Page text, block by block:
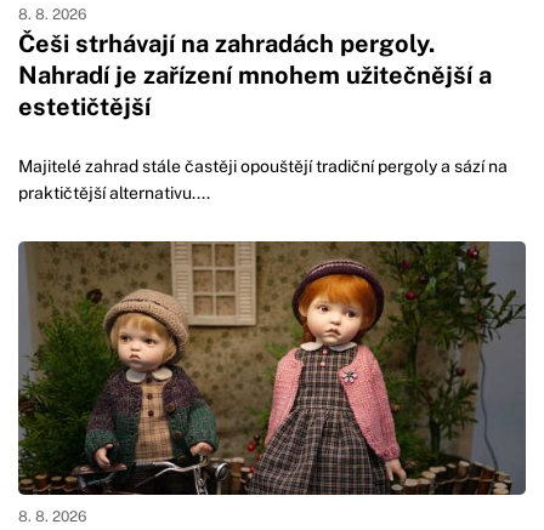
Češi strhávají na zahradách pergoly.
Nahradí je zařízení mnohem užitečnější a
estetičtější
8. 8. 2026
Majitelé zahrad stále častěji opouštějí tradiční pergoly a sází na
praktičtější alternativu....
8. 8. 2026